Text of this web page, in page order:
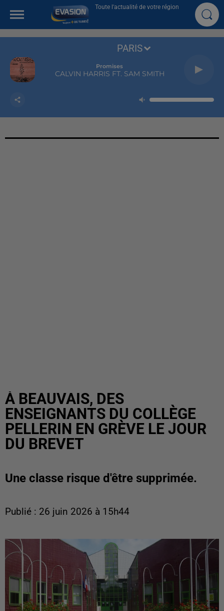
Toute l'actualité de votre région
Promises
CALVIN HARRIS FT. SAM SMITH
PARIS
À BEAUVAIS, DES
ENSEIGNANTS DU COLLÈGE
PELLERIN EN GRÈVE LE JOUR
DU BREVET
Une classe risque d'être supprimée.
Publié : 26 juin 2026 à 15h44